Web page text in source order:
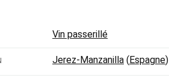
Vin passerillé
Jerez-Manzanilla (Espagne)